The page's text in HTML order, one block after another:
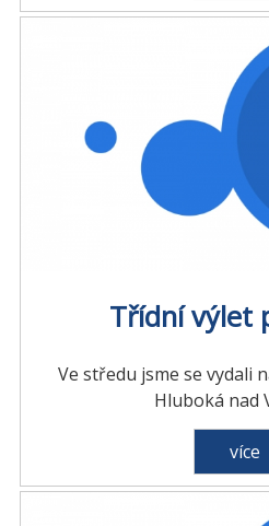
Třídní výlet
Ve středu jsme se vydali
Hluboká nad
více